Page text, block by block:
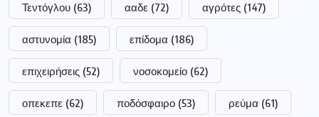
Τεντόγλου (63) ααδε (72) αγρότες (147)
αστυνομία (185) επίδομα (186)
επιχειρήσεις (52) νοσοκομείο (62)
οπεκεπε (62) ποδόσφαιρο (53) ρεύμα (61)